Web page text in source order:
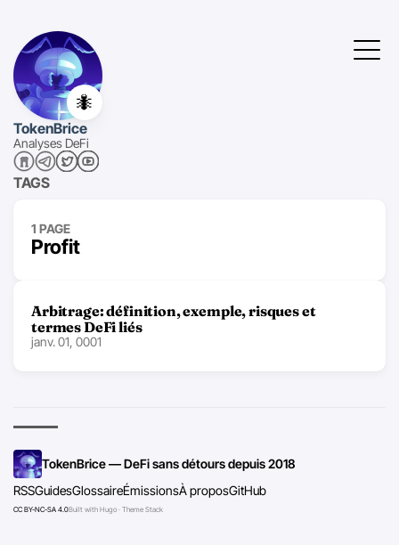
🐜
TokenBrice
Analyses DeFi
TAGS
1 PAGE
Profit
Arbitrage: définition, exemple, risques et
termes DeFi liés
janv. 01, 0001
TokenBrice — DeFi sans détours depuis 2018
RSSGuidesGlossaireÉmissionsÀ proposGitHub
CC BY-NC-SA 4.0Built with Hugo · Theme Stack